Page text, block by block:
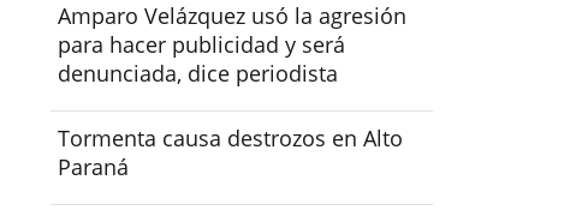
Amparo Velázquez usó la agresión
para hacer publicidad y será
denunciada, dice periodista
Tormenta causa destrozos en Alto
Paraná